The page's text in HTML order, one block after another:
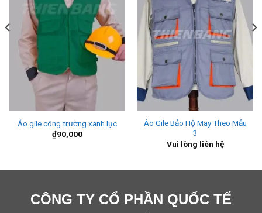
Áo gile công trường xanh lục
₫90,000
Áo Gile Bảo Hộ May Theo Mẫu
3
Vui lòng liên hệ
CÔNG TY CỔ PHẦN QUỐC TẾ